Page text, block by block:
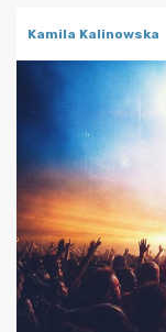
Kamila Kalinowska